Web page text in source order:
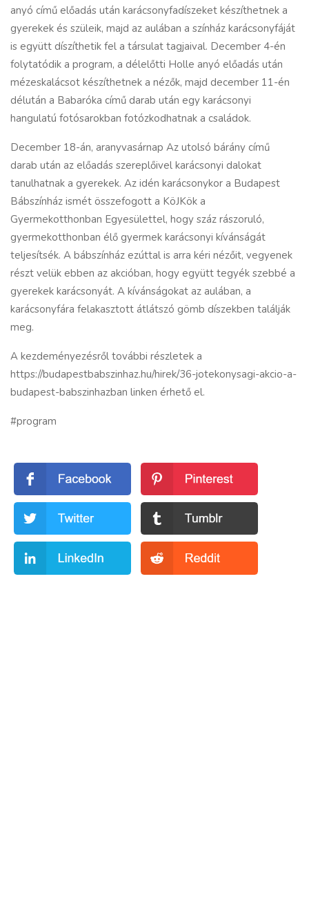
anyó című előadás után karácsonyfadíszeket készíthetnek a
gyerekek és szüleik, majd az aulában a színház karácsonyfáját
is együtt díszíthetik fel a társulat tagjaival. December 4-én
folytatódik a program, a délelőtti Holle anyó előadás után
mézeskalácsot készíthetnek a nézők, majd december 11-én
délután a Babaróka című darab után egy karácsonyi
hangulatú fotósarokban fotózkodhatnak a családok.
December 18-án, aranyvasárnap Az utolsó bárány című
darab után az előadás szereplőivel karácsonyi dalokat
tanulhatnak a gyerekek. Az idén karácsonykor a Budapest
Bábszínház ismét összefogott a KöJKök a
Gyermekotthonban Egyesülettel, hogy száz rászoruló,
gyermekotthonban élő gyermek karácsonyi kívánságát
teljesítsék. A bábszínház ezúttal is arra kéri nézőit, vegyenek
részt velük ebben az akcióban, hogy együtt tegyék szebbé a
gyerekek karácsonyát. A kívánságokat az aulában, a
karácsonyfára felakasztott átlátszó gömb díszekben találják
meg.
A kezdeményezésről további részletek a
https://budapestbabszinhaz.hu/hirek/36-jotekonysagi-akcio-a-
budapest-babszinhazban linken érhető el.
#program